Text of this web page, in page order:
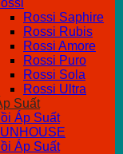
Rossi Saphire
Rossi Rubis
Rossi Amore
Rossi Puro
Rossi Sola
Rossi Ultra
Suất
Áp Suất
Áp Suất